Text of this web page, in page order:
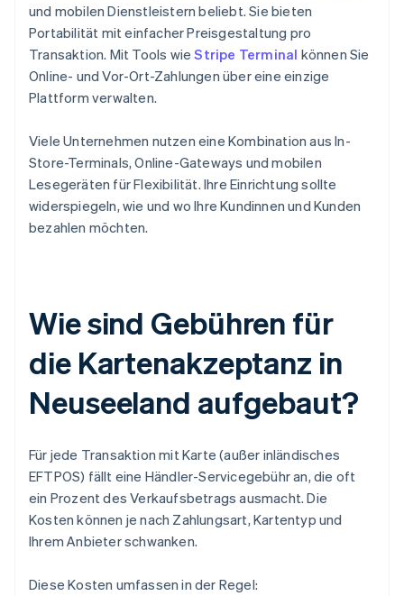
und mobilen Dienstleistern beliebt. Sie bieten
Portabilität mit einfacher Preisgestaltung pro
Transaktion. Mit Tools wieStripe Terminal können Sie
Online- und Vor-Ort-Zahlungen über eine einzige
Plattform verwalten.
Viele Unternehmen nutzen eine Kombination aus In-
Store-Terminals, Online-Gateways und mobilen
Lesegeräten für Flexibilität. Ihre Einrichtung sollte
widerspiegeln, wie und wo Ihre Kundinnen und Kunden
bezahlen möchten.
Wie sind Gebühren für
die Kartenakzeptanz in
Neuseeland aufgebaut?
Für jede Transaktion mit Karte (außer inländisches
EFTPOS) fällt eine Händler-Servicegebühr an, die oft
ein Prozent des Verkaufsbetrags ausmacht. Die
Kosten können je nach Zahlungsart, Kartentyp und
Ihrem Anbieter schwanken.
Diese Kosten umfassen in der Regel: